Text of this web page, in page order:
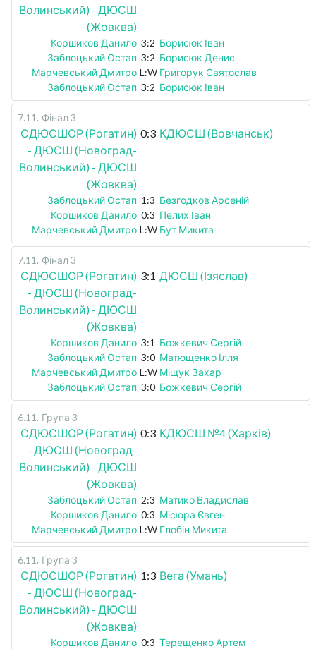
Волинський) - ДЮСШ
(Жовква)
Коршиков Данило 3:2 Борисюк Іван
Заблоцький Остап 3:2 Борисюк Денис
Марчевський Дмитро L:W Григорук Святослав
Заблоцький Остап 3:2 Борисюк Іван
7.11 . Фінал 3
СДЮСШОР (Рогатин)
- ДЮСШ (Новоград-
Волинський) - ДЮСШ
(Жовква)
0:3 КДЮСШ (Вовчанськ)
Заблоцький Остап 1:3 Безгодков Арсеній
Коршиков Данило 0:3 Пелих Іван
Марчевський Дмитро L:W Бут Микита
7.11 . Фінал 3
СДЮСШОР (Рогатин)
- ДЮСШ (Новоград-
Волинський) - ДЮСШ
(Жовква)
3:1 ДЮСШ (Ізяслав)
Коршиков Данило 3:1 Божкевич Сергій
Заблоцький Остап 3:0 Матющенко Ілля
Марчевський Дмитро L:W Міщук Захар
Заблоцький Остап 3:0 Божкевич Сергій
6.11 . Група 3
СДЮСШОР (Рогатин)
- ДЮСШ (Новоград-
Волинський) - ДЮСШ
(Жовква)
0:3 КДЮСШ №4 (Харків)
Заблоцький Остап 2:3 Матико Владислав
Коршиков Данило 0:3 Місюра Євген
Марчевський Дмитро L:W Глобін Микита
6.11 . Група 3
СДЮСШОР (Рогатин)
- ДЮСШ (Новоград-
Волинський) - ДЮСШ
(Жовква)
1:3 Вега (Умань)
Коршиков Данило 0:3 Терещенко Артем